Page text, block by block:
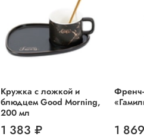
Кружка с ложкой и
блюдцем Good Morning,
200 мл
1 383 ₽ 1